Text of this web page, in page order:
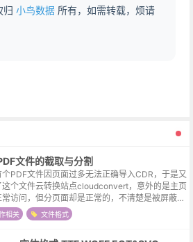
归 小鸟数据 所有，如需转载，烦请
文件的截取与分割
PDF文件因页面过多无法正确导入CDR，于是又
这个文件云转换站点cloudconvert，意外的是主页
常访问，但分页面却是正常的，不清楚是被屏蔽
对方这个站点屏蔽了我。在线云转换会把文件发
的服务器，但这...
相关 文件格式